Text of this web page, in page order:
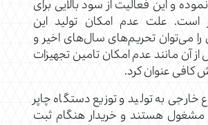
و این فعالیت از سود بالایی برای
است. علت عدم امکان تولید این
را می‌توان تحریم‌های سال‌های اخیر و
آن مانند عدم امکان تامین تجهیزات
کافی عنوان کرد.
به تولید و توزیع دستگاه چاپر
هستند و خریدار هنگام ثبت